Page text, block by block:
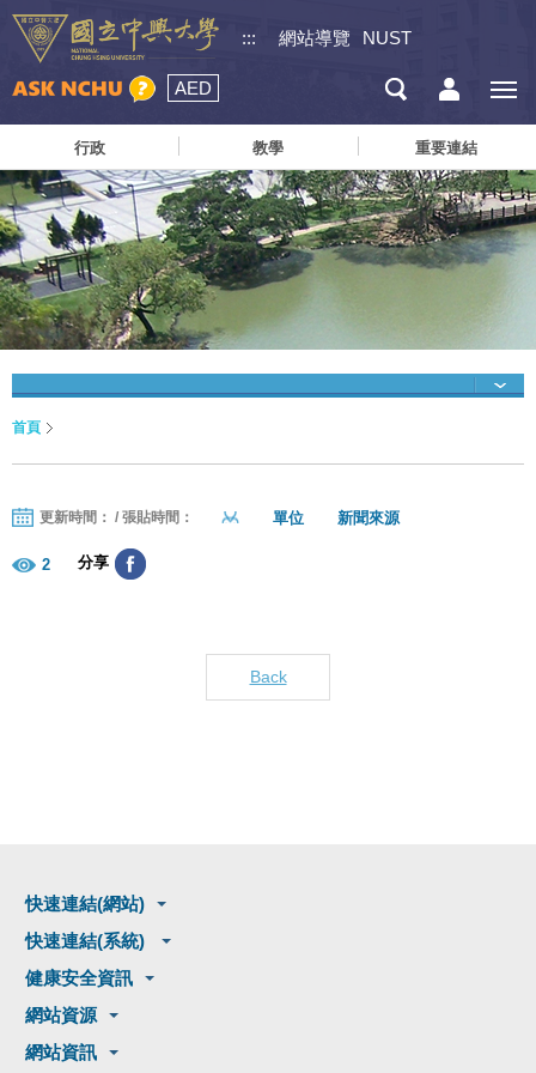
::: 網站導覽 NUST
AED
行政 教學 重要連結
首頁
更新時間： / 張貼時間： 單位 新聞來源
2 分享
Back
快速連結(網站)
快速連結(系統)
健康安全資訊
網站資源
網站資訊